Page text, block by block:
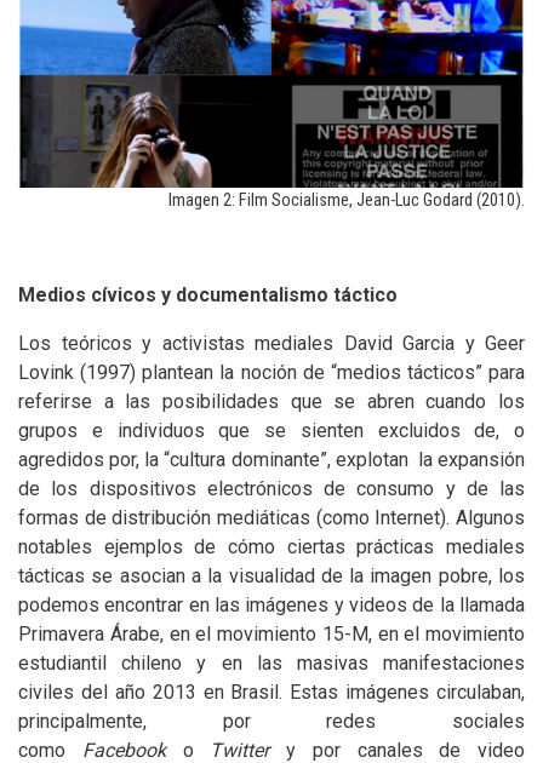
Imagen 2: Film Socialisme, Jean-Luc Godard (2010).
Medios cívicos y documentalismo táctico
Los teóricos y activistas mediales David Garcia y Geer
Lovink (1997) plantean la noción de “medios tácticos” para
referirse a las posibilidades que se abren cuando los
grupos e individuos que se sienten excluidos de, o
agredidos por, la “cultura dominante”, explotan la expansión
de los dispositivos electrónicos de consumo y de las
formas de distribución mediáticas (como Internet). Algunos
notables ejemplos de cómo ciertas prácticas mediales
tácticas se asocian a la visualidad de la imagen pobre, los
podemos encontrar en las imágenes y videos de la llamada
Primavera Árabe, en el movimiento 15-M, en el movimiento
estudiantil chileno y en las masivas manifestaciones
civiles del año 2013 en Brasil. Estas imágenes circulaban,
principalmente, por redes sociales
como Facebooko Twittery por canales de video